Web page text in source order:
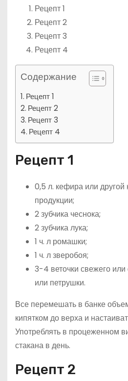
Рецепт 1
Рецепт 2
Рецепт 3
Рецепт 4
Содержание
Рецепт 1
Рецепт 2
Рецепт 3
Рецепт 4
Рецепт 1
0,5 л. кефира или другой
продукции;
2 зубчика чеснока;
2 зубчика лука;
1 ч. л ромашки;
1 ч. л зверобоя;
3-4 веточки свежего
или петрушки.
Все перемешать в банке
кипятком до верха и
Употреблять в процеженном
стакана в день.
Рецепт 2